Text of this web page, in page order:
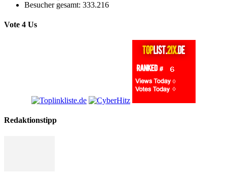
Besucher gesamt: 333.216
Vote 4 Us
Redaktionstipp